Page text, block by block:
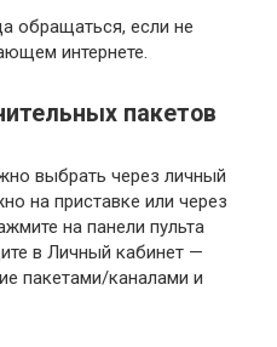
обращаться, если не
интернете.
пакетов
выбрать через личный
на приставке или через
на панели пульта
в Личный кабинет —
пакетами/каналами и